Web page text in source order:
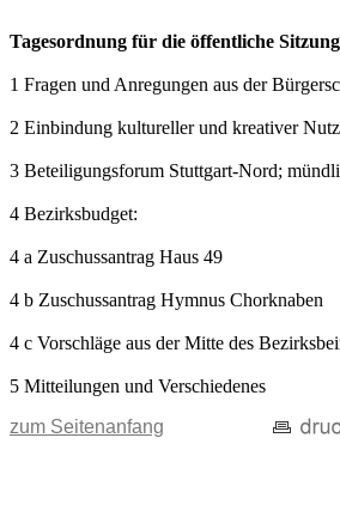
Tagesordnung für die öffentliche
1 Fragen und Anregungen aus der
2 Einbindung kultureller und kreativer
3 Beteiligungsforum Stuttgart-Nord;
4 Bezirksbudget:
4 a Zuschussantrag Haus 49
4 b Zuschussantrag Hymnus Chorknaben
4 c Vorschläge aus der Mitte des
5 Mitteilungen und Verschiedenes
zum Seitenanfang